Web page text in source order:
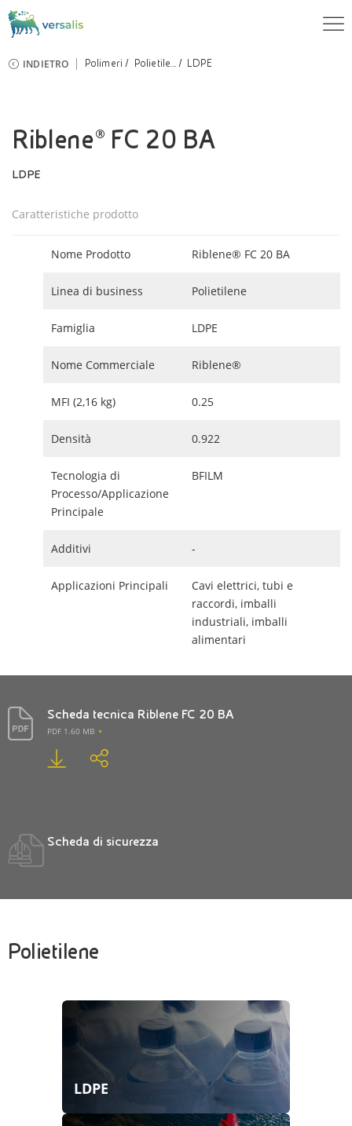
INDIETRO Polimeri Polietile... LDPE
Riblene® FC 20 BA
LDPE
Caratteristiche prodotto
Nome Prodotto Riblene® FC 20 BA
Linea di business Polietilene
Famiglia LDPE
Nome Commerciale Riblene®
MFI (2,16 kg) 0.25
Densità 0.922
Tecnologia di
Processo/Applicazione
Principale
BFILM
Additivi -
Applicazioni Principali
Cavi elettrici, tubi e
raccordi, imballi
industriali, imballi
alimentari
Scheda tecnica Riblene FC 20 BA
PDF 1.60 MB
Scheda di sicurezza
Polietilene
LDPE